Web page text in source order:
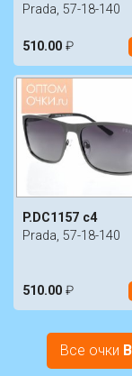
Prada, 57-18-140
510.00 ₽
P.DC1157 c4
Prada, 57-18-140
510.00 ₽
Все очки